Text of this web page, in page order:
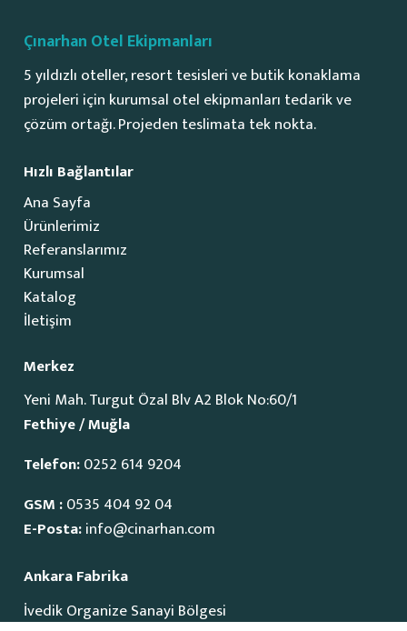
Çınarhan Otel Ekipmanları
5 yıldızlı oteller, resort tesisleri ve butik konaklama
projeleri için kurumsal otel ekipmanları tedarik ve
çözüm ortağı. Projeden teslimata tek nokta.
Hızlı Bağlantılar
Ana Sayfa
Ürünlerimiz
Referanslarımız
Kurumsal
Katalog
İletişim
Merkez
Yeni Mah. Turgut Özal Blv A2 Blok No:60/1
Fethiye / Muğla
Telefon:0252 614 9204
GSM :0535 404 92 04
E-Posta:info@cinarhan.com
Ankara Fabrika
İvedik Organize Sanayi Bölgesi